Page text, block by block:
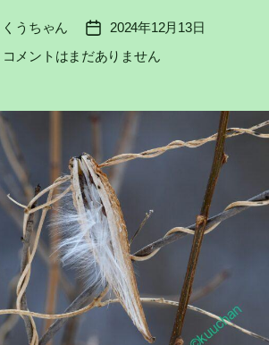
くうちゃん
投
稿
日
2024年12月13日
2024
月
記
録
へ
コメントはまだありません